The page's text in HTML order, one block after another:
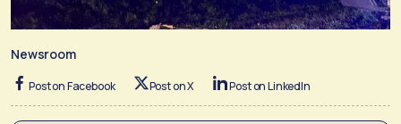
Newsroom
Post on Facebook Post on X Post on LinkedIn